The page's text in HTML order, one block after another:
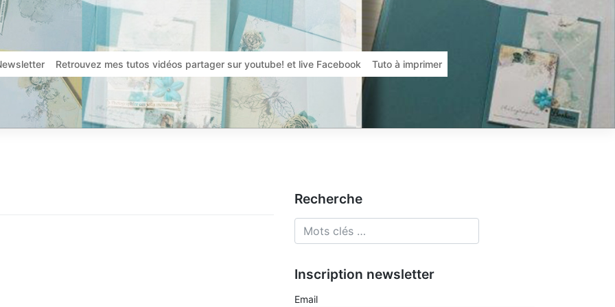
Retrouvez mes tutos vidéos partager sur youtube! et live Facebook Tuto à imprimer
Recherche
Inscription newsletter
Email